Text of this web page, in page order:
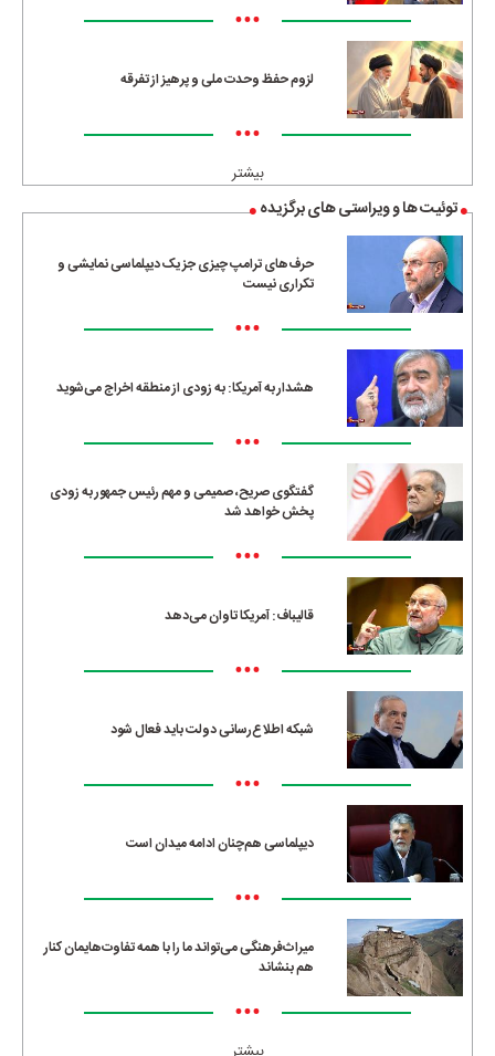
•••
لزوم حفظ وحدت ملی و پرهیز از تفرقه
•••
بیشتر
توئیت ها و ویراستی های برگزیده
حرف‌های ترامپ چیزی جز یک دیپلماسی نمایشی و
تکراری نیست
•••
هشدار به آمریکا: به زودی از منطقه اخراج می‌شوید
•••
گفتگوی صریح، صمیمی و مهم رئیس جمهور به زودی
پخش خواهد شد
•••
قالیباف: آمریکا تاوان می‌دهد
•••
شبکه اطلاع‌رسانی دولت باید فعال شود
•••
دیپلماسی هم‌چنان ادامه میدان است
•••
میراث‌فرهنگی می‌تواند ما را با همه تفاوت‌هایمان کنار
هم بنشاند
•••